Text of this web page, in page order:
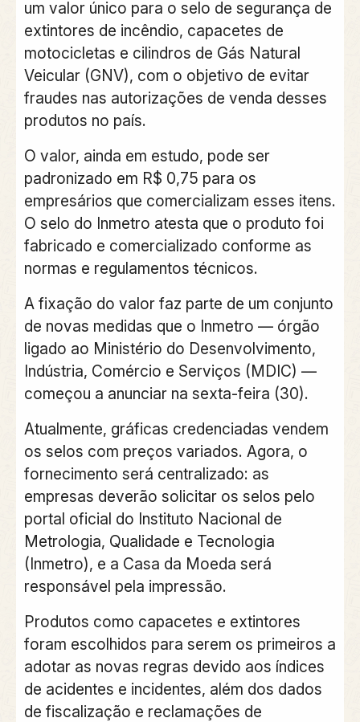
um valor único para o selo de segurança de
extintores de incêndio, capacetes de
motocicletas e cilindros de Gás Natural
Veicular (GNV), com o objetivo de evitar
fraudes nas autorizações de venda desses
produtos no país.
O valor, ainda em estudo, pode ser
padronizado em R$ 0,75 para os
empresários que comercializam esses itens.
O selo do Inmetro atesta que o produto foi
fabricado e comercializado conforme as
normas e regulamentos técnicos.
A fixação do valor faz parte de um conjunto
de novas medidas que o Inmetro — órgão
ligado ao Ministério do Desenvolvimento,
Indústria, Comércio e Serviços (MDIC) —
começou a anunciar na sexta-feira (30).
Atualmente, gráficas credenciadas vendem
os selos com preços variados. Agora, o
fornecimento será centralizado: as
empresas deverão solicitar os selos pelo
portal oficial do Instituto Nacional de
Metrologia, Qualidade e Tecnologia
(Inmetro), e a Casa da Moeda será
responsável pela impressão.
Produtos como capacetes e extintores
foram escolhidos para serem os primeiros a
adotar as novas regras devido aos índices
de acidentes e incidentes, além dos dados
de fiscalização e reclamações de